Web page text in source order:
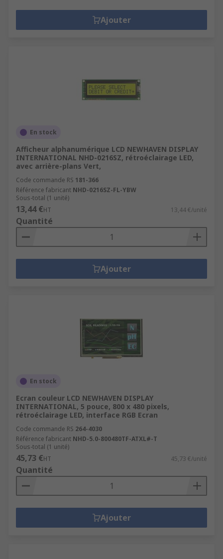
Ajouter
En stock
Afficheur alphanumérique LCD NEWHAVEN DISPLAY
INTERNATIONAL NHD-0216SZ, rétroéclairage LED,
avec arrière-plans Vert,
Code commande RS 181-366
Référence fabricant NHD-0216SZ-FL-YBW
Sous-total (1 unité)
13,44 €HT 13,44 €/unité
Quantité
Ajouter
En stock
Ecran couleur LCD NEWHAVEN DISPLAY
INTERNATIONAL, 5 pouce, 800 x 480 pixels,
rétroéclairage LED, interface RGB Ecran
Code commande RS 264-4030
Référence fabricant NHD-5.0-800480TF-ATXL#-T
Sous-total (1 unité)
45,73 €HT 45,73 €/unité
Quantité
Ajouter